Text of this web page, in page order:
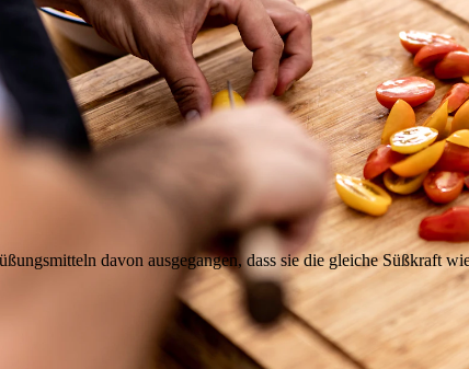
davon ausgegangen, dass sie die gleiche Süßkraft